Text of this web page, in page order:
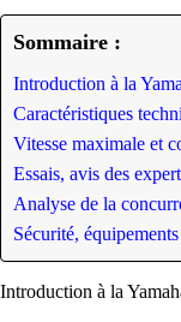
Sommaire :
Introduction à la
Caractéristiques
Vitesse maximale et
Essais, avis des
Analyse de la
Sécurité,
Introduction à la